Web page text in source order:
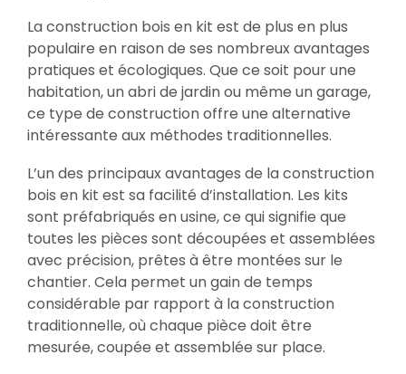
La construction bois en kit est de plus en plus
populaire en raison de ses nombreux avantages
pratiques et écologiques. Que ce soit pour une
habitation, un abri de jardin ou même un garage,
ce type de construction offre une alternative
intéressante aux méthodes traditionnelles.
L’un des principaux avantages de la construction
bois en kit est sa facilité d’installation. Les kits
sont préfabriqués en usine, ce qui signifie que
toutes les pièces sont découpées et assemblées
avec précision, prêtes à être montées sur le
chantier. Cela permet un gain de temps
considérable par rapport à la construction
traditionnelle, où chaque pièce doit être
mesurée, coupée et assemblée sur place.